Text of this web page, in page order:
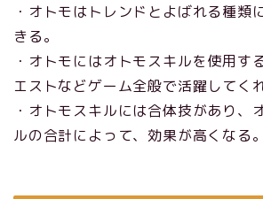
・オトモはトレンドとよばれる種類
きる。
・オトモにはオトモスキルを使用す
エストなどゲーム全般で活躍してくれ
・オトモスキルには合体技があり、
ルの合計によって、効果が高くなる。